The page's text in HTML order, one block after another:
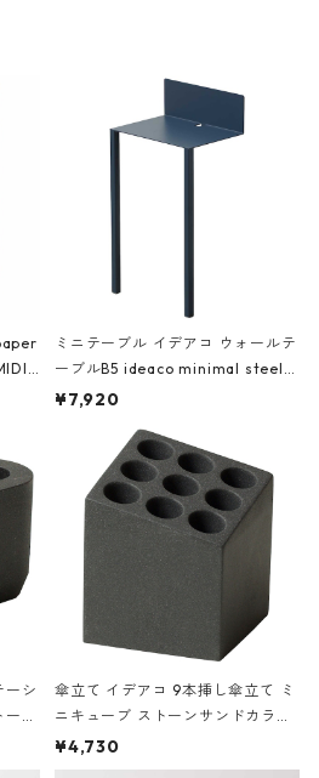
ホ
ミニテーブル イデアコ ウォールテ
ーブルB5 ideaco minimal steel f
urniture WALL Table B5 ネイビー
¥7,920
ーシ
ン
傘立て イデアコ 9本挿し傘立て ミ
ニキューブ ストーンサンドカラー
石調 ideaco Umbrella Stand CUB
E ストーンサンドブラック
¥4,730